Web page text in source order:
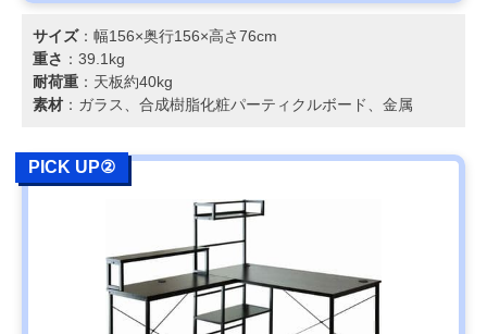
サイズ：幅156×奥行156×高さ76cm
重さ ：39.1kg
耐荷重 ：天板約40kg
素材 ：ガラス、合成樹脂化粧パーティクルボード、金属
PICK UP②